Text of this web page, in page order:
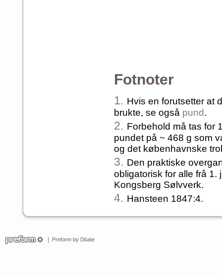
Fotnoter
1. Hvis en forutsetter at
brukte, se også pund.
2. Forbehold må tas for
pundet på ~ 468 g som
og det københavnske
3. Den praktiske
obligatorisk for alle frå
Kongsberg Sølvverk.
4. Hansteen 1847:4.
Preform by Dbate